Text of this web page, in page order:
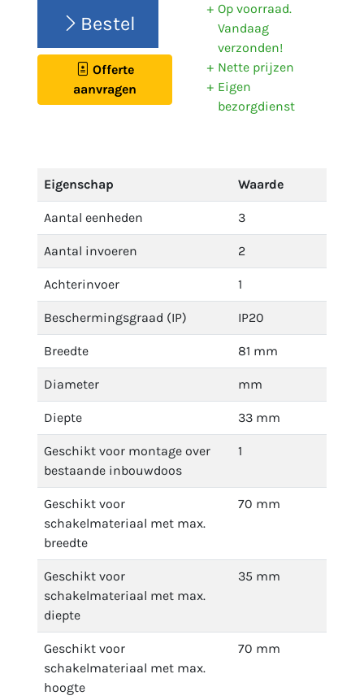
Bestel
Offerte
aanvragen
Op voorraad.
Vandaag
verzonden!
Nette prijzen
Eigen
bezorgdienst
Eigenschap Waarde
Aantal eenheden 3
Aantal invoeren 2
Achterinvoer 1
Beschermingsgraad (IP) IP20
Breedte 81 mm
Diameter mm
Diepte 33 mm
Geschikt voor montage over
bestaande inbouwdoos
1
Geschikt voor
schakelmateriaal met max.
breedte
70 mm
Geschikt voor
schakelmateriaal met max.
diepte
35 mm
Geschikt voor
schakelmateriaal met max.
hoogte
70 mm